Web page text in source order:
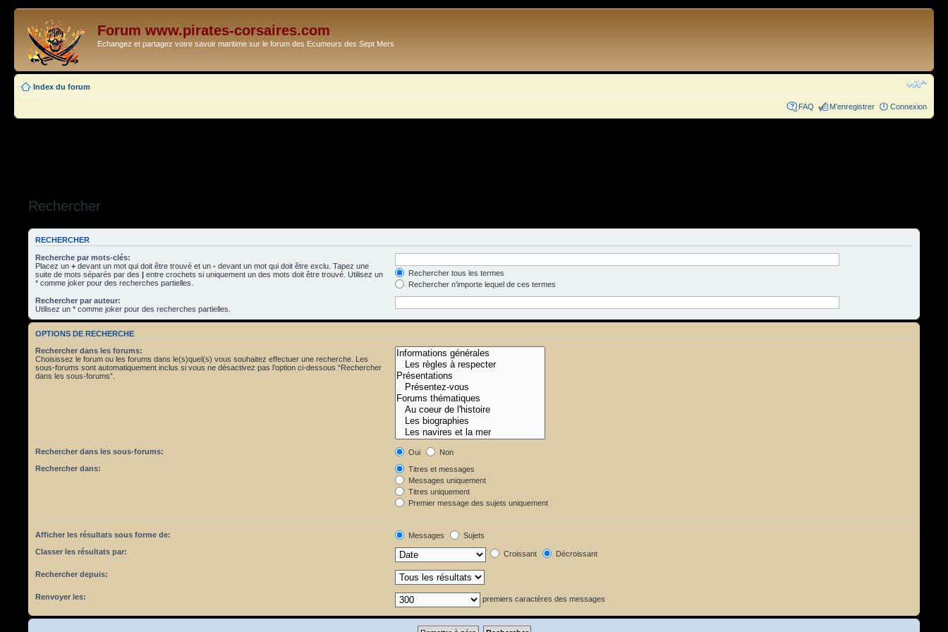
Forum www.pirates-corsaires.com
Echangez et partagez votre savoir maritime sur le forum des Ecumeurs des Sept Mers
Index du forum
FAQ M’enregistrer Connexion
Rechercher
RECHERCHER
Recherche par mots-clés:
Placez un + devant un mot qui doit être trouvé et un - devant un mot qui doit être exclu. Tapez une
suite de mots séparés par des | entre crochets si uniquement un des mots doit être trouvé. Utilisez un
* comme joker pour des recherches partielles.
Rechercher tous les termes
Rechercher n’importe lequel de ces termes
Rechercher par auteur:
Utilisez un * comme joker pour des recherches partielles.
OPTIONS DE RECHERCHE
Rechercher dans les forums:
Choisissez le forum ou les forums dans le(s)quel(s) vous souhaitez effectuer une recherche. Les
sous-forums sont automatiquement inclus si vous ne désactivez pas l’option ci-dessous “Rechercher
dans les sous-forums”.
Rechercher dans les sous-forums: Oui
Non
Rechercher dans:
Titres et messages
Messages uniquement
Titres uniquement
Premier message des sujets uniquement
Afficher les résultats sous forme de: Messages
Sujets
Classer les résultats par:
Croissant Décroissant
Rechercher depuis:
Renvoyer les: premiers caractères des messages